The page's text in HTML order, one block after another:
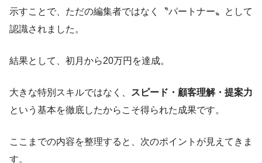
示すことで、ただの編集者ではなく〝パートナー〟として
認識されました。
結果として、初月から20万円を達成。
大きな特別スキルではなく、
スピード・顧客理解・提案力
という基本を徹底したからこそ得られた成果です。
ここまでの内容を整理すると、次のポイントが見えてきま
す。